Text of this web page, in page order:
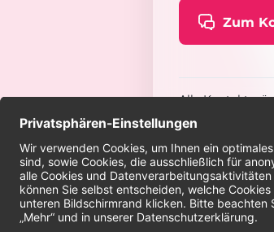
Zum
Alle